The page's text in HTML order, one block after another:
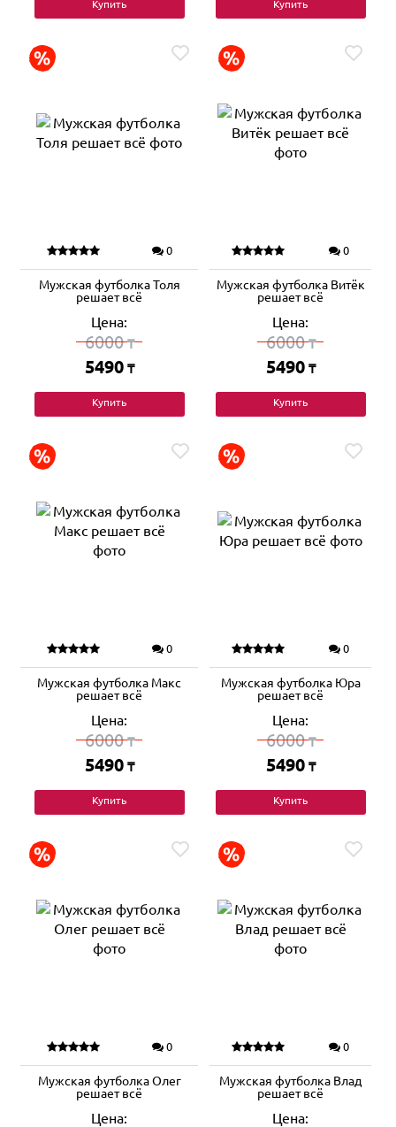
Купить Купить
0
Мужская футболка Толя
решает всё
Цена:
6000₸
5490 ₸
Купить
0
Мужская футболка Витёк
решает всё
Цена:
6000₸
5490 ₸
Купить
0
Мужская футболка Макс
решает всё
Цена:
6000₸
5490 ₸
Купить
0
Мужская футболка Юра
решает всё
Цена:
6000₸
5490 ₸
Купить
0
Мужская футболка Олег
решает всё
Цена:
0
Мужская футболка Влад
решает всё
Цена: